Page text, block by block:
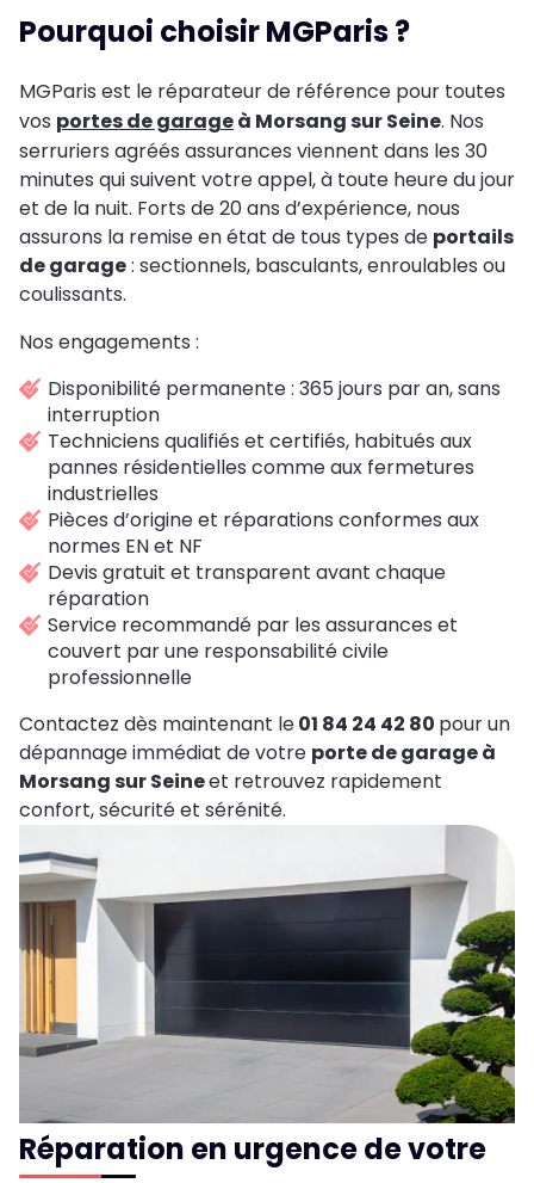
Pourquoi choisir MGParis ?
MGParis est le réparateur de référence pour toutes
vos portes de garageà Morsang sur Seine. Nos
serruriers agréés assurances viennent dans les 30
minutes qui suivent votre appel, à toute heure du jour
et de la nuit. Forts de 20 ans d’expérience, nous
assurons la remise en état de tous types de portails
de garage: sectionnels, basculants, enroulables ou
coulissants.
Nos engagements :
Disponibilité permanente : 365 jours par an, sans
interruption
Techniciens qualifiés et certifiés, habitués aux
pannes résidentielles comme aux fermetures
industrielles
Pièces d’origine et réparations conformes aux
normes EN et NF
Devis gratuit et transparent avant chaque
réparation
Service recommandé par les assurances et
couvert par une responsabilité civile
professionnelle
Contactez dès maintenant le01 84 24 42 80 pour un
dépannage immédiat de votre porte de garage à
Morsang sur Seineet retrouvez rapidement
confort, sécurité et sérénité.
Réparation en urgence de votre